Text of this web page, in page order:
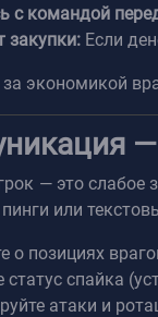
с командой
закупки: Если
за экономикой
— это слабое
или
о позициях
статус спайка
атаки и